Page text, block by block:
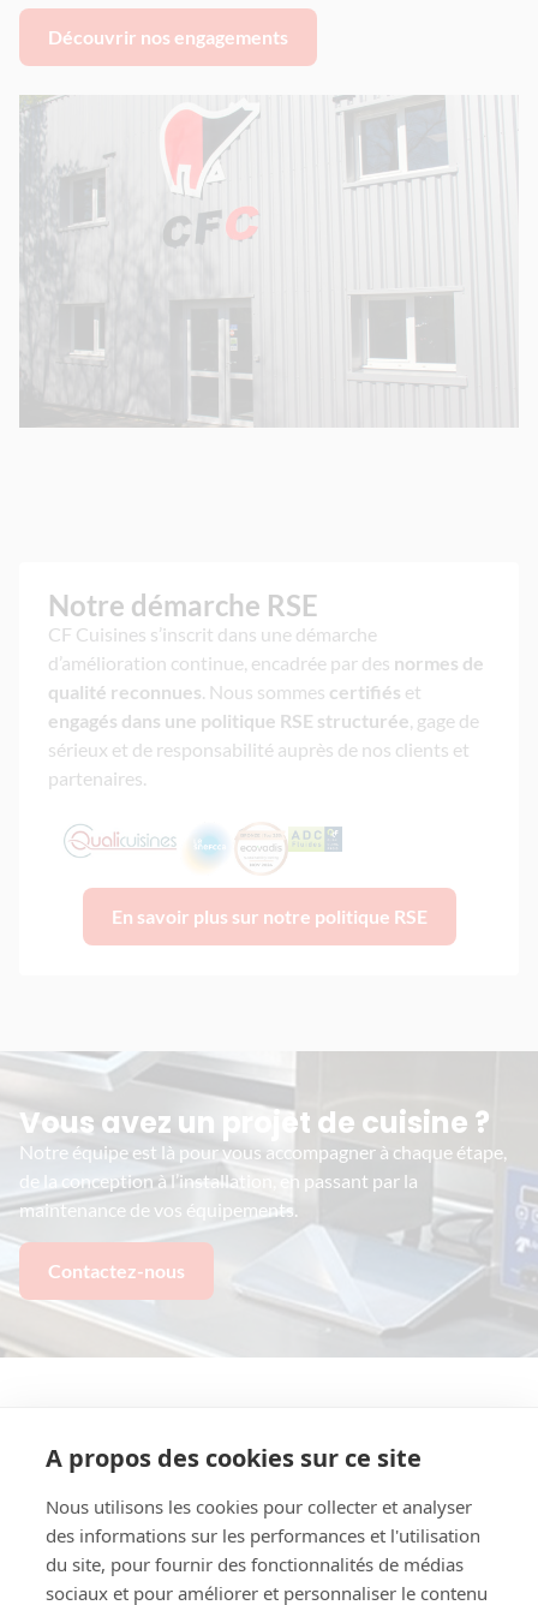
Découvrir nos engagements
Notre démarche RSE
CF Cuisines s’inscrit dans une démarche
d’amélioration continue, encadrée par des normes de
qualité reconnues. Nous sommes certifiés et
engagés dans une politique RSE structurée, gage de
sérieux et de responsabilité auprès de nos clients et
partenaires.
En savoir plus sur notre politique RSE
Vous avez un projet de cuisine ?
Notre équipe est là pour vous accompagner à chaque étape,
de la conception à l’installation, en passant par la
maintenance de vos équipements.
Contactez-nous
Contact
02 31 29 19 48​
A propos des cookies sur ce site
Nous utilisons les cookies pour collecter et analyser
des informations sur les performances et l'utilisation
du site, pour fournir des fonctionnalités de médias
sociaux et pour améliorer et personnaliser le contenu